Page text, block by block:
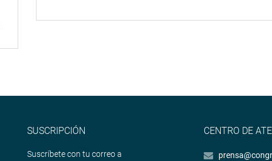
SUSCRIPCIÓN
Suscríbete con tu correo a
CENTRO DE